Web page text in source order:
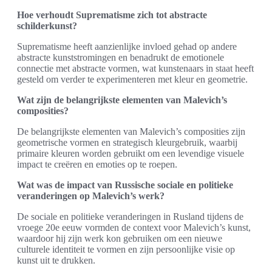
Hoe verhoudt Suprematisme zich tot abstracte
schilderkunst?
Suprematisme heeft aanzienlijke invloed gehad op andere
abstracte kunststromingen en benadrukt de emotionele
connectie met abstracte vormen, wat kunstenaars in staat heeft
gesteld om verder te experimenteren met kleur en geometrie.
Wat zijn de belangrijkste elementen van Malevich’s
composities?
De belangrijkste elementen van Malevich’s composities zijn
geometrische vormen en strategisch kleurgebruik, waarbij
primaire kleuren worden gebruikt om een levendige visuele
impact te creëren en emoties op te roepen.
Wat was de impact van Russische sociale en politieke
veranderingen op Malevich’s werk?
De sociale en politieke veranderingen in Rusland tijdens de
vroege 20e eeuw vormden de context voor Malevich’s kunst,
waardoor hij zijn werk kon gebruiken om een nieuwe
culturele identiteit te vormen en zijn persoonlijke visie op
kunst uit te drukken.